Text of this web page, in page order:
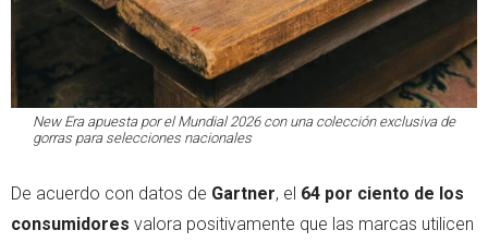
New Era apuesta por el Mundial 2026 con una colección exclusiva de
gorras para selecciones nacionales
De acuerdo con datos de Gartner, el 64 por ciento de los
consumidores valora positivamente que las marcas utilicen